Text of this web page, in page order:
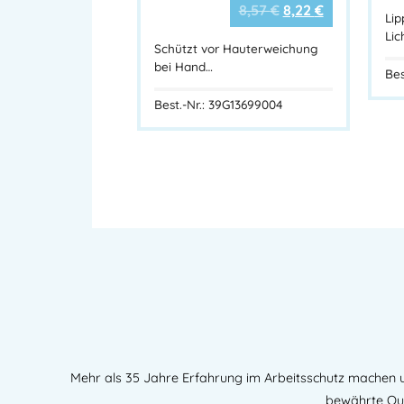
8,57€ 8,22 €
Schützt vor Hauterweichung
bei Hand…
Best.-Nr.: 39G13699004
Mehr als 35 Jahre Erfahrung im Arbeitsschutz
bewährte